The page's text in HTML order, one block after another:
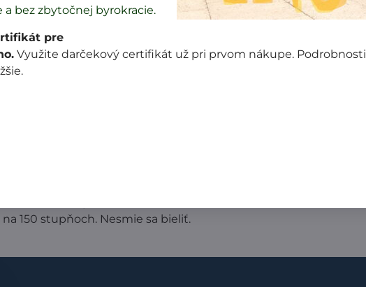
Popis Recenzie Diskusia 0
EU legislatívy a dodržaní noriem kvality.
skôr pevnejší.
biela. Je to úplet v zložení 97% bavlna/3% elastan.
je to na WC.
150 stupňoch. Nesmie sa bieliť.
a bez zbytočnej byrokracie.
pre
Využite darčekový certifikát už pri prvom nákupe. Podrobnosti